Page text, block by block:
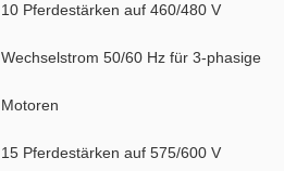
10 Pferdestärken auf 460/480 V
Wechselstrom 50/60 Hz für 3-phasige
Motoren
15 Pferdestärken auf 575/600 V